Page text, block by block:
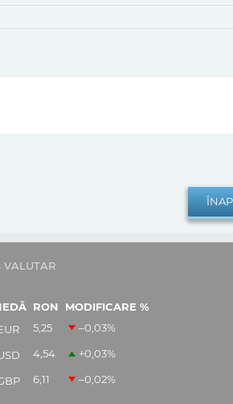
VALUTAR
RON
MODIFICARE %
5,25 –0,03%
4,54 +0,03%
6,11 –0,02%